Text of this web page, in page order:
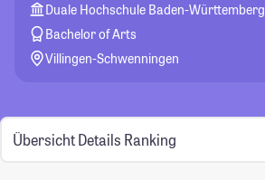
Duale Hochschule Baden-Württemberg
Bachelor of Arts
Villingen-Schwenningen
Übersicht Details Ranking